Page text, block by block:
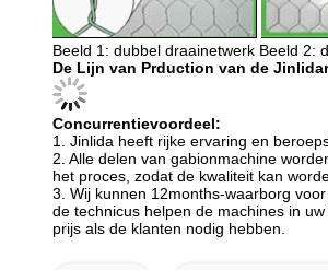
Beeld 1: dubbel draainetwerk Beeld 2:
De Lijn van Prduction van de
Concurrentievoordeel:
1. Jinlida heeft rijke ervaring en
2. Alle delen van gabionmachine
het proces, zodat de kwaliteit kan
3. Wij kunnen 12months-waarborg
de technicus helpen de machines in
prijs als de klanten nodig hebben.